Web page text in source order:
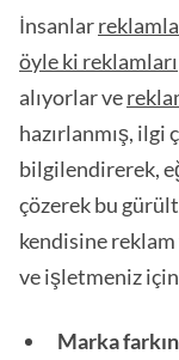
İnsanlar
öyle ki reklamları
alıyorlar ve
hazırlanmış,
bilgilendirerek,
çözerek bu
kendisine reklam
ve işletmeniz
Marka